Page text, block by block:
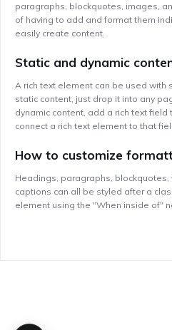
paragraphs, blockquotes, images,
of having to add and format them
easily create content.
Static and dynamic
A rich text element can be used with
static content, just drop it into any
dynamic content, add a rich text field
connect a rich text element to that
How to customize
Headings, paragraphs,
captions can all be styled after a
element using the "When inside of"